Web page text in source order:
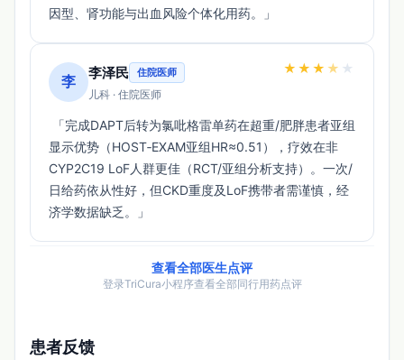
因型、肾功能与出血风险个体化用药。」
李 李泽民 住院医师
儿科 · 住院医师
★ ★ ★ ★ ★
显示优势（HOST‑EXAM亚组HR≈0.51），疗效在非
CYP2C19 LoF人群更佳（RCT/亚组分析支持）。一次/
日给药依从性好，但CKD重度及LoF携带者需谨慎，经
济学数据缺乏。」
查看全部医生点评
登录TriCura小程序查看全部同行用药点评
患者反馈